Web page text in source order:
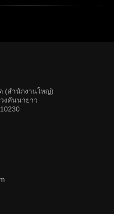
(สำนักงานใหญ่)
งคันนายาว